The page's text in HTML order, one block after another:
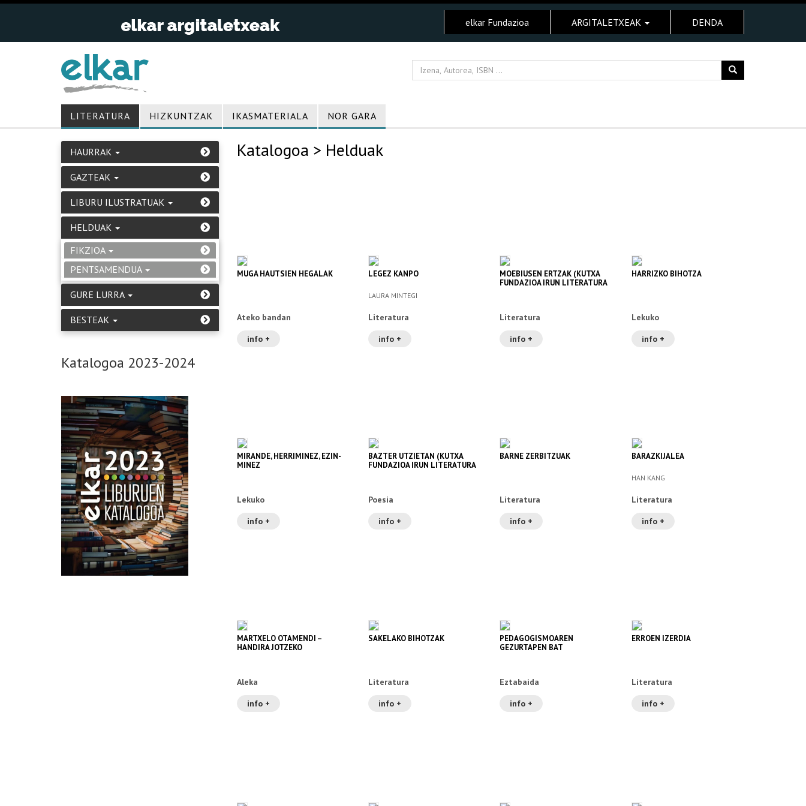
elkar Fundazioa ARGITALETXEAK DENDA
LITERATURA HIZKUNTZAK IKASMATERIALA NOR GARA
HAURRAK
GAZTEAK
LIBURU ILUSTRATUAK
HELDUAK
FIKZIOA
PENTSAMENDUA
GURE LURRA
BESTEAK
Katalogoa 2023-2024
Katalogoa > Helduak
MUGA HAUTSIEN HEGALAK
Ateko bandan
info +
LEGEZ KANPO
LAURA MINTEGI
Literatura
info +
MOEBIUSEN ERTZAK (KUTXA
FUNDAZIOA IRUN LITERATURA
Literatura
info +
HARRIZKO BIHOTZA
Lekuko
info +
MIRANDE, HERRIMINEZ, EZIN-
MINEZ
Lekuko
info +
BAZTER UTZIETAN (KUTXA
FUNDAZIOA IRUN LITERATURA
Poesia
info +
BARNE ZERBITZUAK
Literatura
info +
BARAZKIJALEA
HAN KANG
Literatura
info +
MARTXELO OTAMENDI –
HANDIRA JOTZEKO
Aleka
info +
SAKELAKO BIHOTZAK
Literatura
info +
PEDAGOGISMOAREN
GEZURTAPEN BAT
Eztabaida
info +
ERROEN IZERDIA
Literatura
info +